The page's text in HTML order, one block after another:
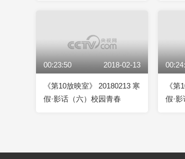
00:23:50 2018-02-13
《第10放映室》 20180213 寒
假·影话（六）校园青春
《
假·